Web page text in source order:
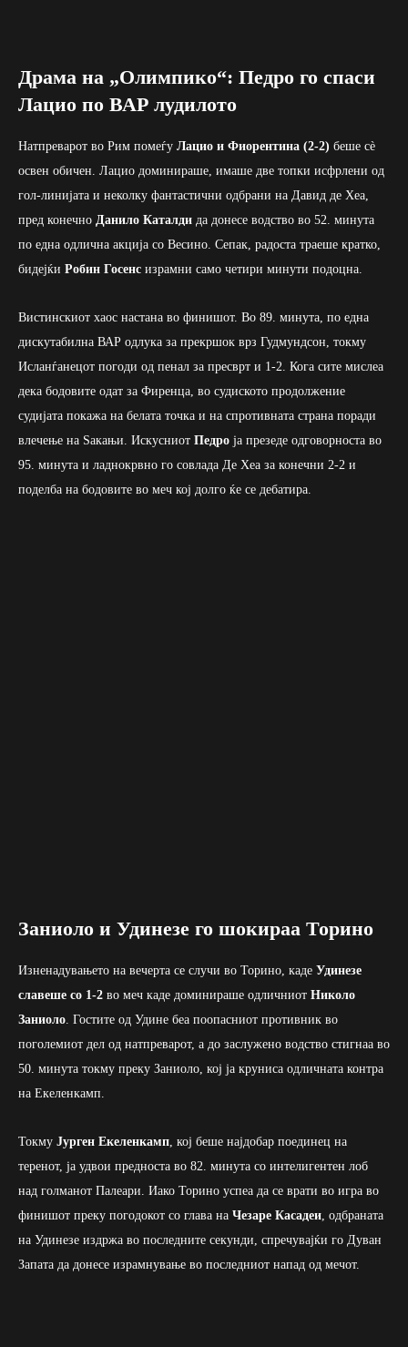
Драма на „Олимпико“: Педро го спаси
Лацио по ВАР лудилото
Натпреварот во Рим помеѓу Лацио и Фиорентина (2-2) беше сè
освен обичен. Лацио доминираше, имаше две топки исфрлени од
гол-линијата и неколку фантастични одбрани на Давид де Хеа,
пред конечно Данило Каталди да донесе водство во 52. минута
по една одлична акција со Весино. Сепак, радоста траеше кратко,
бидејќи Робин Госенс израмни само четири минути подоцна.
Вистинскиот хаос настана во финишот. Во 89. минута, по една
дискутабилна ВАР одлука за прекршок врз Гудмундсон, токму
Исланѓанецот погоди од пенал за пресврт и 1-2. Кога сите мислеа
дека бодовите одат за Фиренца, во судиското продолжение
судијата покажа на белата точка и на спротивната страна поради
влечење на Ѕакањи. Искусниот Педро ја презеде одговорноста во
95. минута и ладнокрвно го совлада Де Хеа за конечни 2-2 и
поделба на бодовите во меч кој долго ќе се дебатира.
Заниоло и Удинезе го шокираа Торино
Изненадувањето на вечерта се случи во Торино, каде Удинезе
славеше со 1-2 во меч каде доминираше одличниот Николо
Заниоло . Гостите од Удине беа поопасниот противник во
поголемиот дел од натпреварот, а до заслужено водство стигнаа во
50. минута токму преку Заниоло, кој ја круниса одличната контра
на Екеленкамп.
Токму Јурген Екеленкамп , кој беше најдобар поединец на
теренот, ја удвои предноста во 82. минута со интелигентен лоб
над голманот Палеари. Иако Торино успеа да се врати во игра во
финишот преку погодокот со глава на Чезаре Касадеи , одбраната
на Удинезе издржа во последните секунди, спречувајќи го Дуван
Запата да донесе израмнување во последниот напад од мечот.